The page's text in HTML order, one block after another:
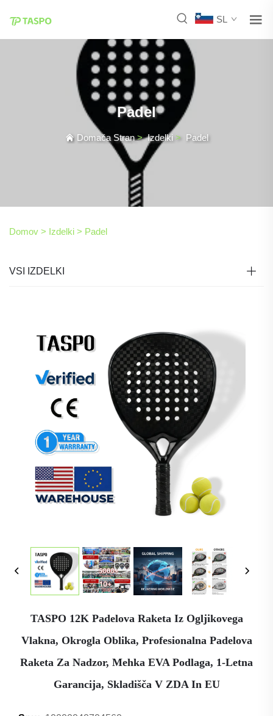
SL
Padel
Domača Stran>Izdelki> Padel
Domov > Izdelki > Padel
VSI IZDELKI
TASPO 12K Padelova Raketa Iz Ogljikovega
Vlakna, Okrogla Oblika, Profesionalna Padelova
Raketa Za Nadzor, Mehka EVA Podlaga, 1-Letna
Garancija, Skladišča V ZDA In EU